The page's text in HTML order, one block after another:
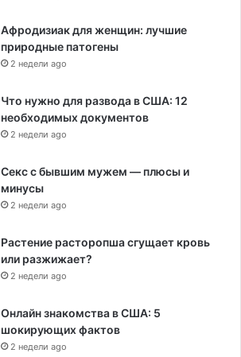
Афродизиак для женщин: лучшие
природные патогены
2 недели ago
Что нужно для развода в США: 12
необходимых документов
2 недели ago
Секс с бывшим мужем — плюсы и
минусы
2 недели ago
Растение расторопша сгущает кровь
или разжижает?
2 недели ago
Онлайн знакомства в США: 5
шокирующих фактов
2 недели ago